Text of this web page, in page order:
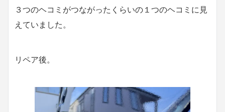
３つのヘコミがつながったくらいの１つのヘコミに見
えていました。
リペア後。